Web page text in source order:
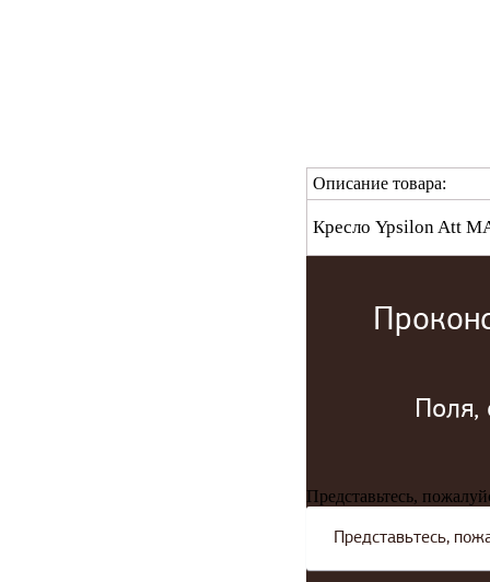
Описание товара:
Кресло Ypsilon Att
Поля,
Представьтесь,